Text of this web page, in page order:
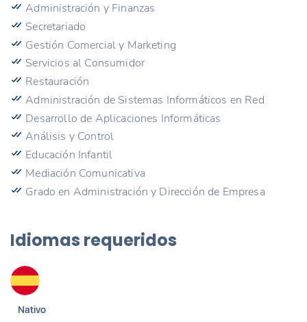
Administración y Finanzas
Secretariado
Gestión Comercial y Marketing
Servicios al Consumidor
Restauración
Administración de Sistemas Informáticos en Red
Desarrollo de Aplicaciones Informáticas
Análisis y Control
Educación Infantil
Mediación Comunicativa
Grado en Administración y Dirección de Empresa
Idiomas requeridos
Nativo